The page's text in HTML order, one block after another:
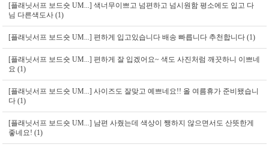
[플래닛서프 보드숏 UM...]색너무이쁘고 넘편하고 넘시원함 평소에도 입고 다
님 다른색도사 (1)
[플래닛서프 보드숏 UM...]편하게 입고있습니다 배송 빠릅니다 추천합니다 (1)
[플래닛서프 보드숏 UM...]편하게 잘 입겠어요~ 색도 사진처럼 깨끗하니 이쁘네
요 (1)
[플래닛서프 보드숏 UM...]사이즈도 잘맞고 예쁘네요!! 올 여름휴가 준비됐습니
다 (1)
[플래닛서프 보드숏 UM...] 남편 사줬는데 색상이 쨍하지 않으면서도 산뜻한게
좋네요! (1)